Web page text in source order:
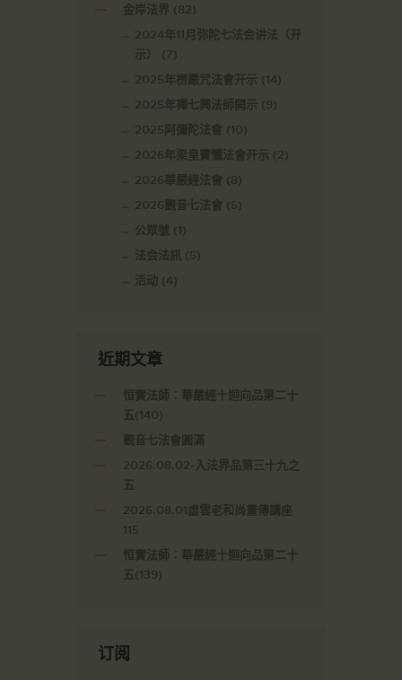
金岸法界 (82)
2024年11月弥陀七法会讲法（开
示）
(7)
2025年楞嚴咒法會开示 (14)
2025年禪七興法師開示 (9)
2025阿彌陀法會 (10)
2026年梁皇寶懺法會开示 (2)
2026華嚴經法會 (8)
2026觀音七法會 (5)
公眾號 (1)
法会法訊 (5)
活动 (4)
近期文章
恒實法師：華嚴經十迴向品第二十
五(140)
觀音七法會圓滿
2026.08.02-入法界品第三十九之
五
2026.08.01虛雲老和尚畫傳講座
115
恒實法師：華嚴經十迴向品第二十
五(139)
订阅